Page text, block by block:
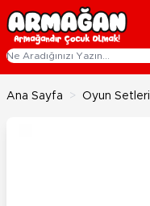
İçeriğe geç
Ana Sayfa > Oyun Setleri